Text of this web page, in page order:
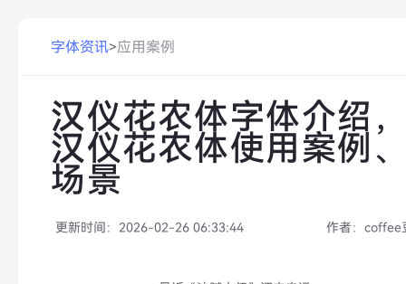
字体资讯>应用案例
汉仪花农体字体介绍
汉仪花农体使用案例
场景
更新时间： 2026-02-26 06:33:44 作者： coffee